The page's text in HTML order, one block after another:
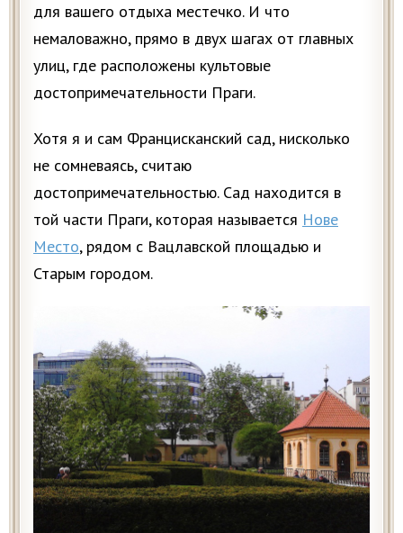
для вашего отдыха местечко. И что
немаловажно, прямо в двух шагах от главных
улиц, где расположены культовые
достопримечательности Праги.
Хотя я и сам Францисканский сад, нисколько
не сомневаясь, считаю
достопримечательностью. Сад находится в
той части Праги, которая называется Нове
Место, рядом с Вацлавской площадью и
Старым городом.